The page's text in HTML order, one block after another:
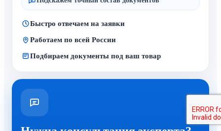
Быстро отвечаем на заявки
Работаем по всей России
Подбираем документы под ваш товар